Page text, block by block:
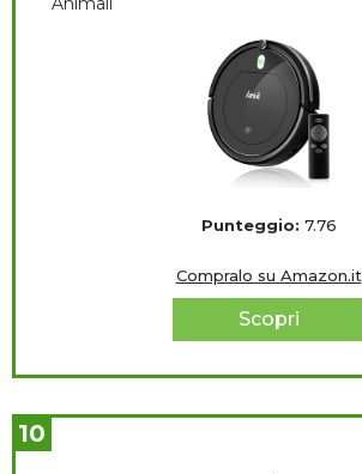
Punteggio: 7.76
Compralo su Amazon.it
Scopri
10